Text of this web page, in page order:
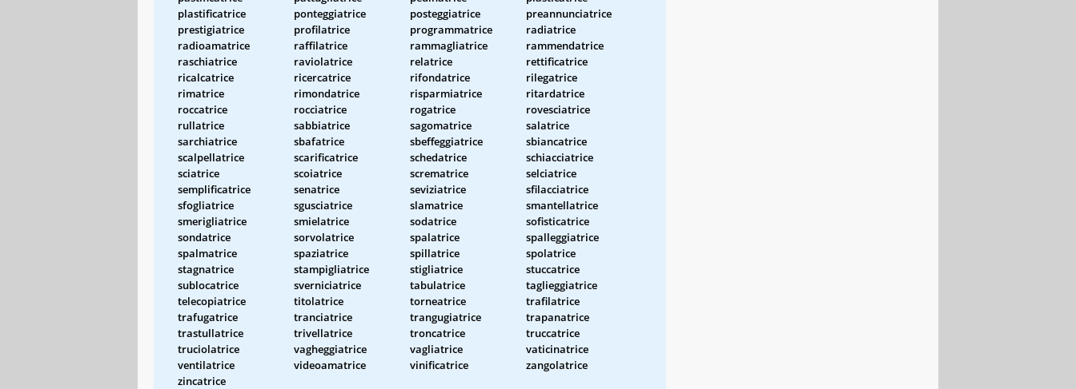
plastificatrice
ponteggiatrice posteggiatrice
preannunciatrice
prestigiatrice
profilatrice programmatrice
radiatrice
radioamatrice
raffilatrice rammagliatrice
rammendatrice
raschiatrice
raviolatrice relatrice
rettificatrice
ricalcatrice
ricercatrice rifondatrice
rilegatrice
rimatrice
rimondatrice risparmiatrice
ritardatrice
roccatrice
rocciatrice rogatrice
rovesciatrice
rullatrice
sabbiatrice sagomatrice
salatrice
sarchiatrice
sbafatrice sbeffeggiatrice
sbiancatrice
scalpellatrice
scarificatrice schedatrice
schiacciatrice
sciatrice
scoiatrice scrematrice
selciatrice
semplificatrice
senatrice seviziatrice
sfilacciatrice
sfogliatrice
sgusciatrice slamatrice
smantellatrice
smerigliatrice
smielatrice sodatrice
sofisticatrice
sondatrice
sorvolatrice spalatrice
spalleggiatrice
spalmatrice
spaziatrice spillatrice
spolatrice
stagnatrice
stampigliatrice stigliatrice
stuccatrice
sublocatrice
sverniciatrice tabulatrice
taglieggiatrice
telecopiatrice
titolatrice torneatrice
trafilatrice
trafugatrice
tranciatrice trangugiatrice
trapanatrice
trastullatrice
trivellatrice troncatrice
truccatrice
truciolatrice
vagheggiatrice vagliatrice
vaticinatrice
ventilatrice
videoamatrice vinificatrice
zangolatrice
zincatrice